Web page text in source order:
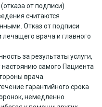
от подписи)
считаются
Отказ от подписи
врача и главного
за результаты услуги,
самого Пациента
врача.
гарантийного срока
немедленно